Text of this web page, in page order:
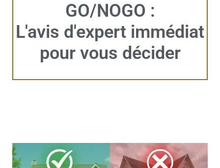
GO/NOGO :
L'avis d'expert immédiat
pour vous décider